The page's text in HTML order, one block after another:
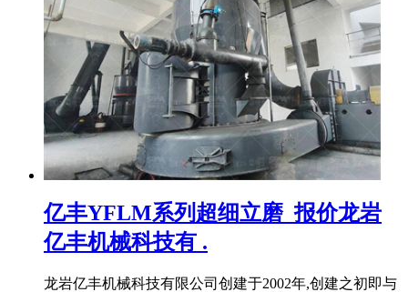
亿丰YFLM系列超细立磨_报价龙岩
亿丰机械科技有 .
龙岩亿丰机械科技有限公司创建于2002年,创建之初即与